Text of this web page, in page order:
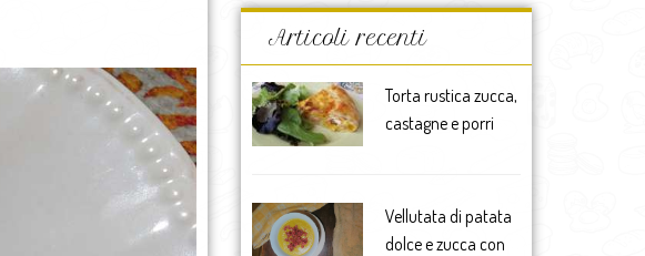
Articoli recenti
Torta rustica zucca,
castagne e porri
Vellutata di patata
dolce e zucca con